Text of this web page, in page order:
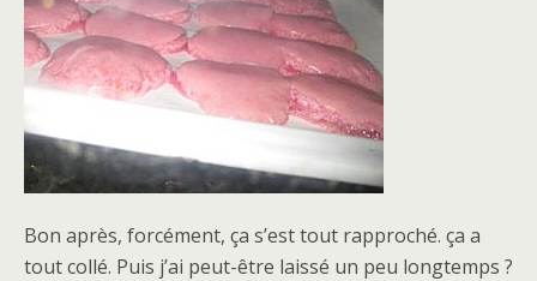
Bon après, forcément, ça s’est tout rapproché. ça a
tout collé. Puis j’ai peut-être laissé un peu longtemps ?